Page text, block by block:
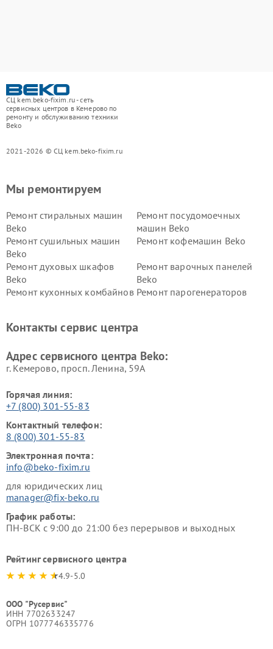
СЦ kem.beko-fixim.ru - сеть
сервисных центров в Кемерово по
ремонту и обслуживанию техники
Beko
2021-2026 © СЦ kem.beko-fixim.ru
Мы ремонтируем
Ремонт стиральных машин
Beko
Ремонт посудомоечных
машин Beko
Ремонт сушильных машин
Beko
Ремонт кофемашин Beko
Ремонт духовых шкафов
Beko
Ремонт варочных панелей
Beko
Ремонт кухонных комбайнов Ремонт парогенераторов
Ремонт холодильников Beko Ремонт морозильных камер
Контакты сервис центра
Адрес сервисного центра Beko:
г. Кемерово, просп. Ленина, 59А
Горячая линия:
+7 (800) 301-55-83
Контактный телефон:
8 (800) 301-55-83
Электронная почта:
info@beko-fixim.ru
для юридических лиц
manager@fix-beko.ru
График работы:
ПН-ВСК с 9:00 до 21:00 без перерывов и выходных
Рейтинг сервисного центра
4.9-5.0
ООО "Русервис"
ИНН 7702633247
ОГРН 1077746335776